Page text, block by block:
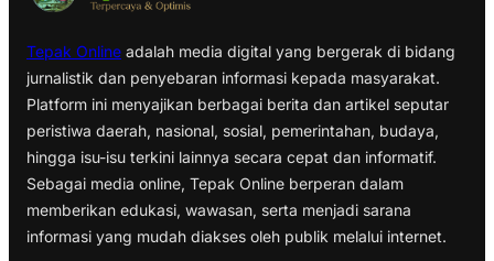
Tepak Online adalah media digital yang bergerak di bidang
jurnalistik dan penyebaran informasi kepada masyarakat.
Platform ini menyajikan berbagai berita dan artikel seputar
peristiwa daerah, nasional, sosial, pemerintahan, budaya,
hingga isu-isu terkini lainnya secara cepat dan informatif.
Sebagai media online, Tepak Online berperan dalam
memberikan edukasi, wawasan, serta menjadi sarana
informasi yang mudah diakses oleh publik melalui internet.